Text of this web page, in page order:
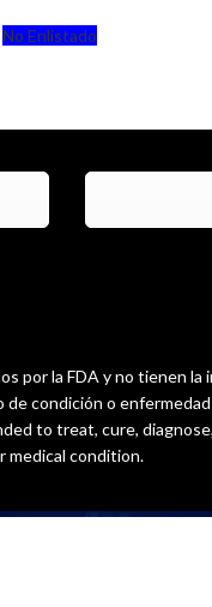
No Enlistado
por la FDA y no tienen la
condición o
to treat, cure,
medical condition.